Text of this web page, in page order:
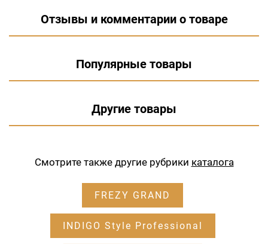
Отзывы и комментарии о товаре
Популярные товары
Другие товары
Смотрите также другие рубрики каталога
FREZY GRAND
INDIGO Style Professional